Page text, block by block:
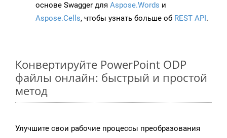
основе Swagger для Aspose.Words и
Aspose.Cells, чтобы узнать больше об REST API.
Конвертируйте PowerPoint ODP
файлы онлайн: быстрый и простой
метод
Улучшите свои рабочие процессы преобразования